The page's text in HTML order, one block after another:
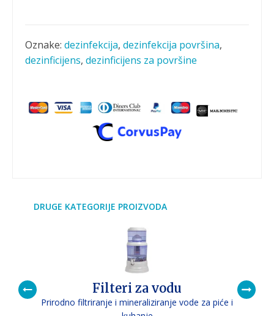
Oznake: dezinfekcija, dezinfekcija površina,
dezinficijens, dezinficijens za površine
DRUGE KATEGORIJE PROIZVODA
Filteri za vodu
Prirodno filtriranje i mineraliziranje vode za piće i